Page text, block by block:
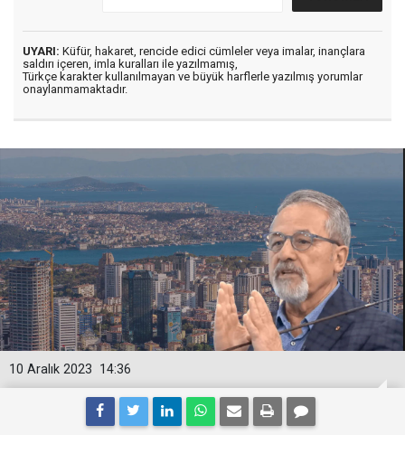
UYARI: Küfür, hakaret, rencide edici cümleler veya imalar, inançlara
saldırı içeren, imla kuralları ile yazılmamış,
Türkçe karakter kullanılmayan ve büyük harflerle yazılmış yorumlar
onaylanmamaktadır.
14:36
10 Aralık 2023